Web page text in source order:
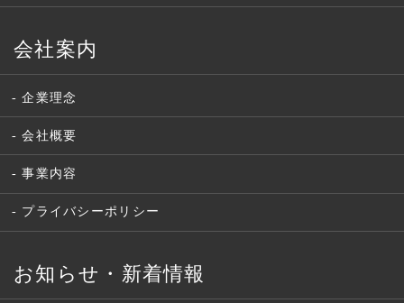
会社案内
企業理念
会社概要
事業内容
プライバシーポリシー
お知らせ・新着情報